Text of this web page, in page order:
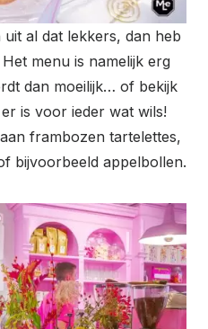
al dat lekkers, dan heb
menu is namelijk erg
dan moeilijk… of bekijk
is voor ieder wat wils!
frambozen tartelettes,
bijvoorbeeld appelbollen.